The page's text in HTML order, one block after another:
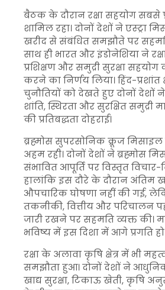
बैठक के दौरान रक्षा सहयोग सबसे
शामिल रहा। दोनों देशों ने एस्ट्रा
खरीद से संबंधित समझौते पर
साथ ही भारत और इंडोनेशिया ने रक्षा
प्रशिक्षण और समुद्री सुरक्षा
करने का निर्णय लिया। हिंद-प्रशांत
चुनौतियों को देखते हुए दोनों देशों
शांति, स्थिरता और सुरक्षित समुद्री
की प्रतिबद्धता दोहराई।
ब्रह्मोस सुपरसोनिक क्रूज
अहम रही। दोनों देशों ने ब्रह्मोस
संभावित आपूर्ति पर विस्तृत विचार-
हालांकि इस दौरे के दौरान अंतिम
औपचारिक घोषणा नहीं की गई,
तकनीकी, वित्तीय और परिचालन
जारी रखने पर सहमति व्यक्त की।
भविष्य में इस दिशा में आगे प्रगति
रक्षा के अलावा कृषि क्षेत्र में भी
समझौता हुआ। दोनों देशों ने
खाद्य सुरक्षा, टिकाऊ खेती, कृषि